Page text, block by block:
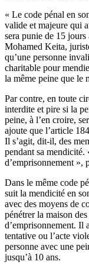
« Le code pénal en
valide et majeure qui
sera punie de 15
Mohamed Keita,
qu’une personne
charitable pour
la même peine que le
Par contre, en toute
interdite et pire si la
peine, à l’en croire,
ajoute que l’article
Il s’agit, dit-il, des
pendant sa mendicité.
d’emprisonnement »,
Dans le même code
suit la mendicité en
avec des moyens de
pénétrer la maison
d’emprisonnement. Il
tentative ou l’acte
personne avec une
jusqu’à 10 ans.